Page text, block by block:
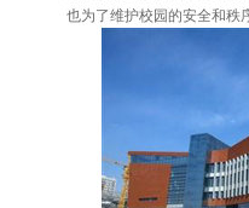
也为了维护校园的安全和秩